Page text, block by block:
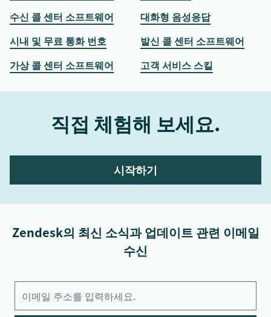
수신 콜 센터 소프트웨어
대화형 음성응답
시내 및 무료 통화 번호
발신 콜 센터 소프트웨어
가상 콜 센터 소프트웨어
고객 서비스 스킬
직접 체험해 보세요.
시작하기
Zendesk의 최신 소식과 업데이트 관련 이메일
수신